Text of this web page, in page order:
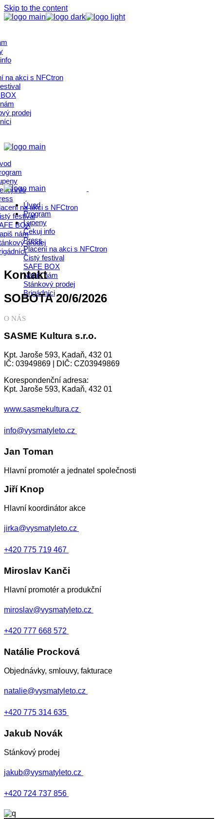
Skip to the content
na akci s NFCtron
prodej
info
na akci s NFCtron
festival
BOX
nám
prodej
Úvod
Program
Lupeny
Čekuj info
Press
Placení na akci s NFCtron
Čistý festival
SAFE BOX
Napiš nám
Stánkový prodej
Brigádníci
Kontakt
SOBOTA 20/6/2026
O NÁS
SASME Kultura s.r.o.
Kpt. Jaroše 593, Kadaň, 432 01
IČ: 03949869 | DIČ: CZ03949869
Korespondenční adresa:
Kpt. Jaroše 593, Kadaň, 432 01
www.sasmekultura.cz
info@vysmatyleto.cz
Jan Toman
Hlavní promotér a jednatel společnosti
Jiří Knop
Hlavní koordinátor akce
jirka@vysmatyleto.cz
+420 775 719 467
Miroslav Kanči
Hlavní promotér a produkční
miroslav@vysmatyleto.cz
+420 777 668 572
Natálie Procková
Objednávky, smlouvy, fakturace
natalie@vysmatyleto.cz
+420 775 314 635
Jakub Novák
Stánkový prodej
jakub@vysmatyleto.cz
+420 724 737 856